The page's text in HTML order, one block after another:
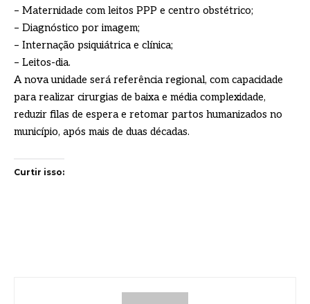
– Maternidade com leitos PPP e centro obstétrico;
– Diagnóstico por imagem;
– Internação psiquiátrica e clínica;
– Leitos-dia.
A nova unidade será referência regional, com capacidade
para realizar cirurgias de baixa e média complexidade,
reduzir filas de espera e retomar partos humanizados no
município, após mais de duas décadas.
Curtir isso: